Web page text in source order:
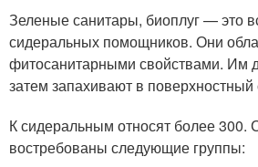
Зеленые санитары, биоплуг — это
сидеральных помощников. Они
фитосанитарными свойствами. Им
затем запахивают в поверхностный
К сидеральным относят более 300.
востребованы следующие группы: